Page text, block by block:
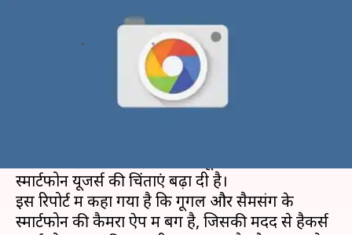
सावधान, कैमरा ऐप में मिला बड़ा बग
Nov 21, 2019 02:48 pm
स्मार्टफोन यूजर्स की चिंताएं बढ़ा दी है।
इस रिपोर्ट में कहा गया है कि गूगल और सैमसंग के
स्मार्टफोन की कैमरा ऐप में बग है, जिसकी मदद से हैकर्स